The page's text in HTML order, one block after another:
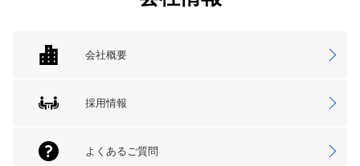
会社概要
採用情報
よくあるご質問